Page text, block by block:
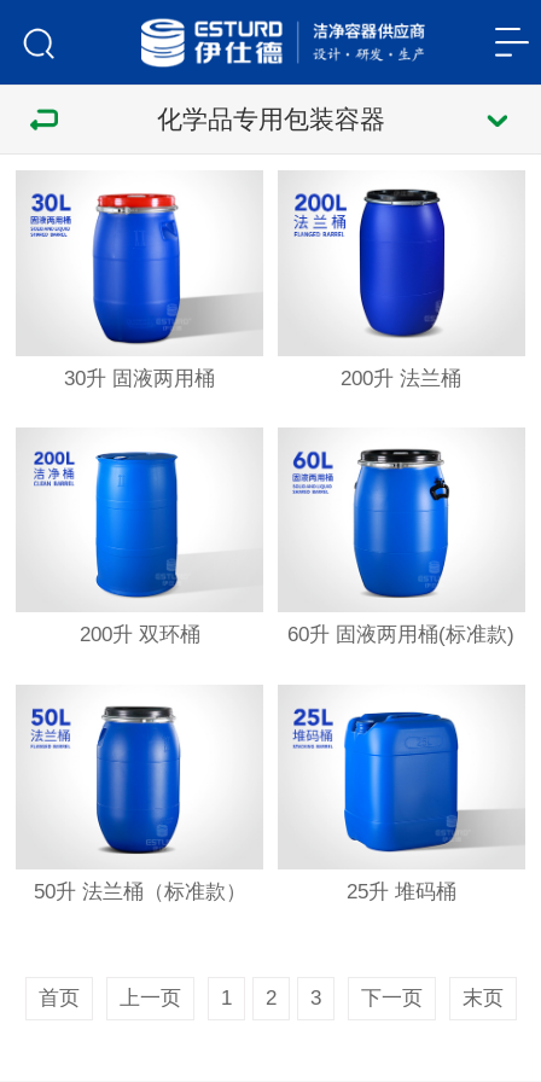
化学品专用包装容器
30升 固液两用桶 200升 法兰桶
200升 双环桶 60升 固液两用桶(标准款)
50升 法兰桶（标准款） 25升 堆码桶
首页 上一页 1 2 3 下一页 末页